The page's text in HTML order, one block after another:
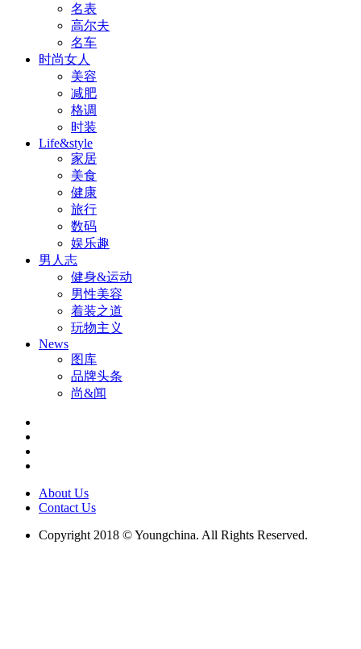
名表
高尔夫
名车
时尚女人
美容
减肥
格调
时装
Life&style
家居
美食
健康
旅行
数码
娱乐趣
男人志
健身&运动
男性美容
着装之道
玩物主义
News
图库
品牌头条
尚&闻
About Us
Contact Us
Copyright 2018 © Youngchina. All Rights Reserved.